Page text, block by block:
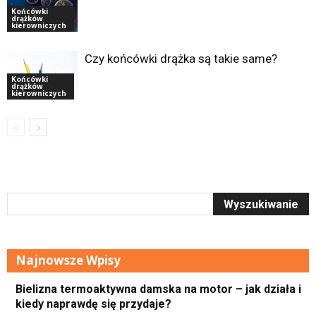
Końcówki
drążków
kierowniczych
Końcówki
drążków
kierowniczych
Czy końcówki drążka są takie same?
Najnowsze Wpisy
Bielizna termoaktywna damska na motor – jak działa i
kiedy naprawdę się przydaje?